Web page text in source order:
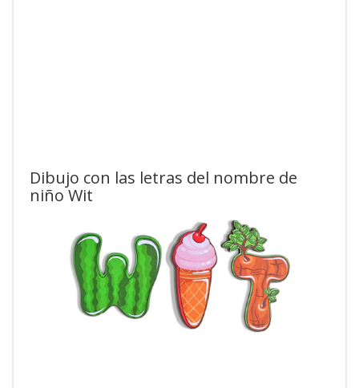
Dibujo con las letras del nombre de
niño Wit